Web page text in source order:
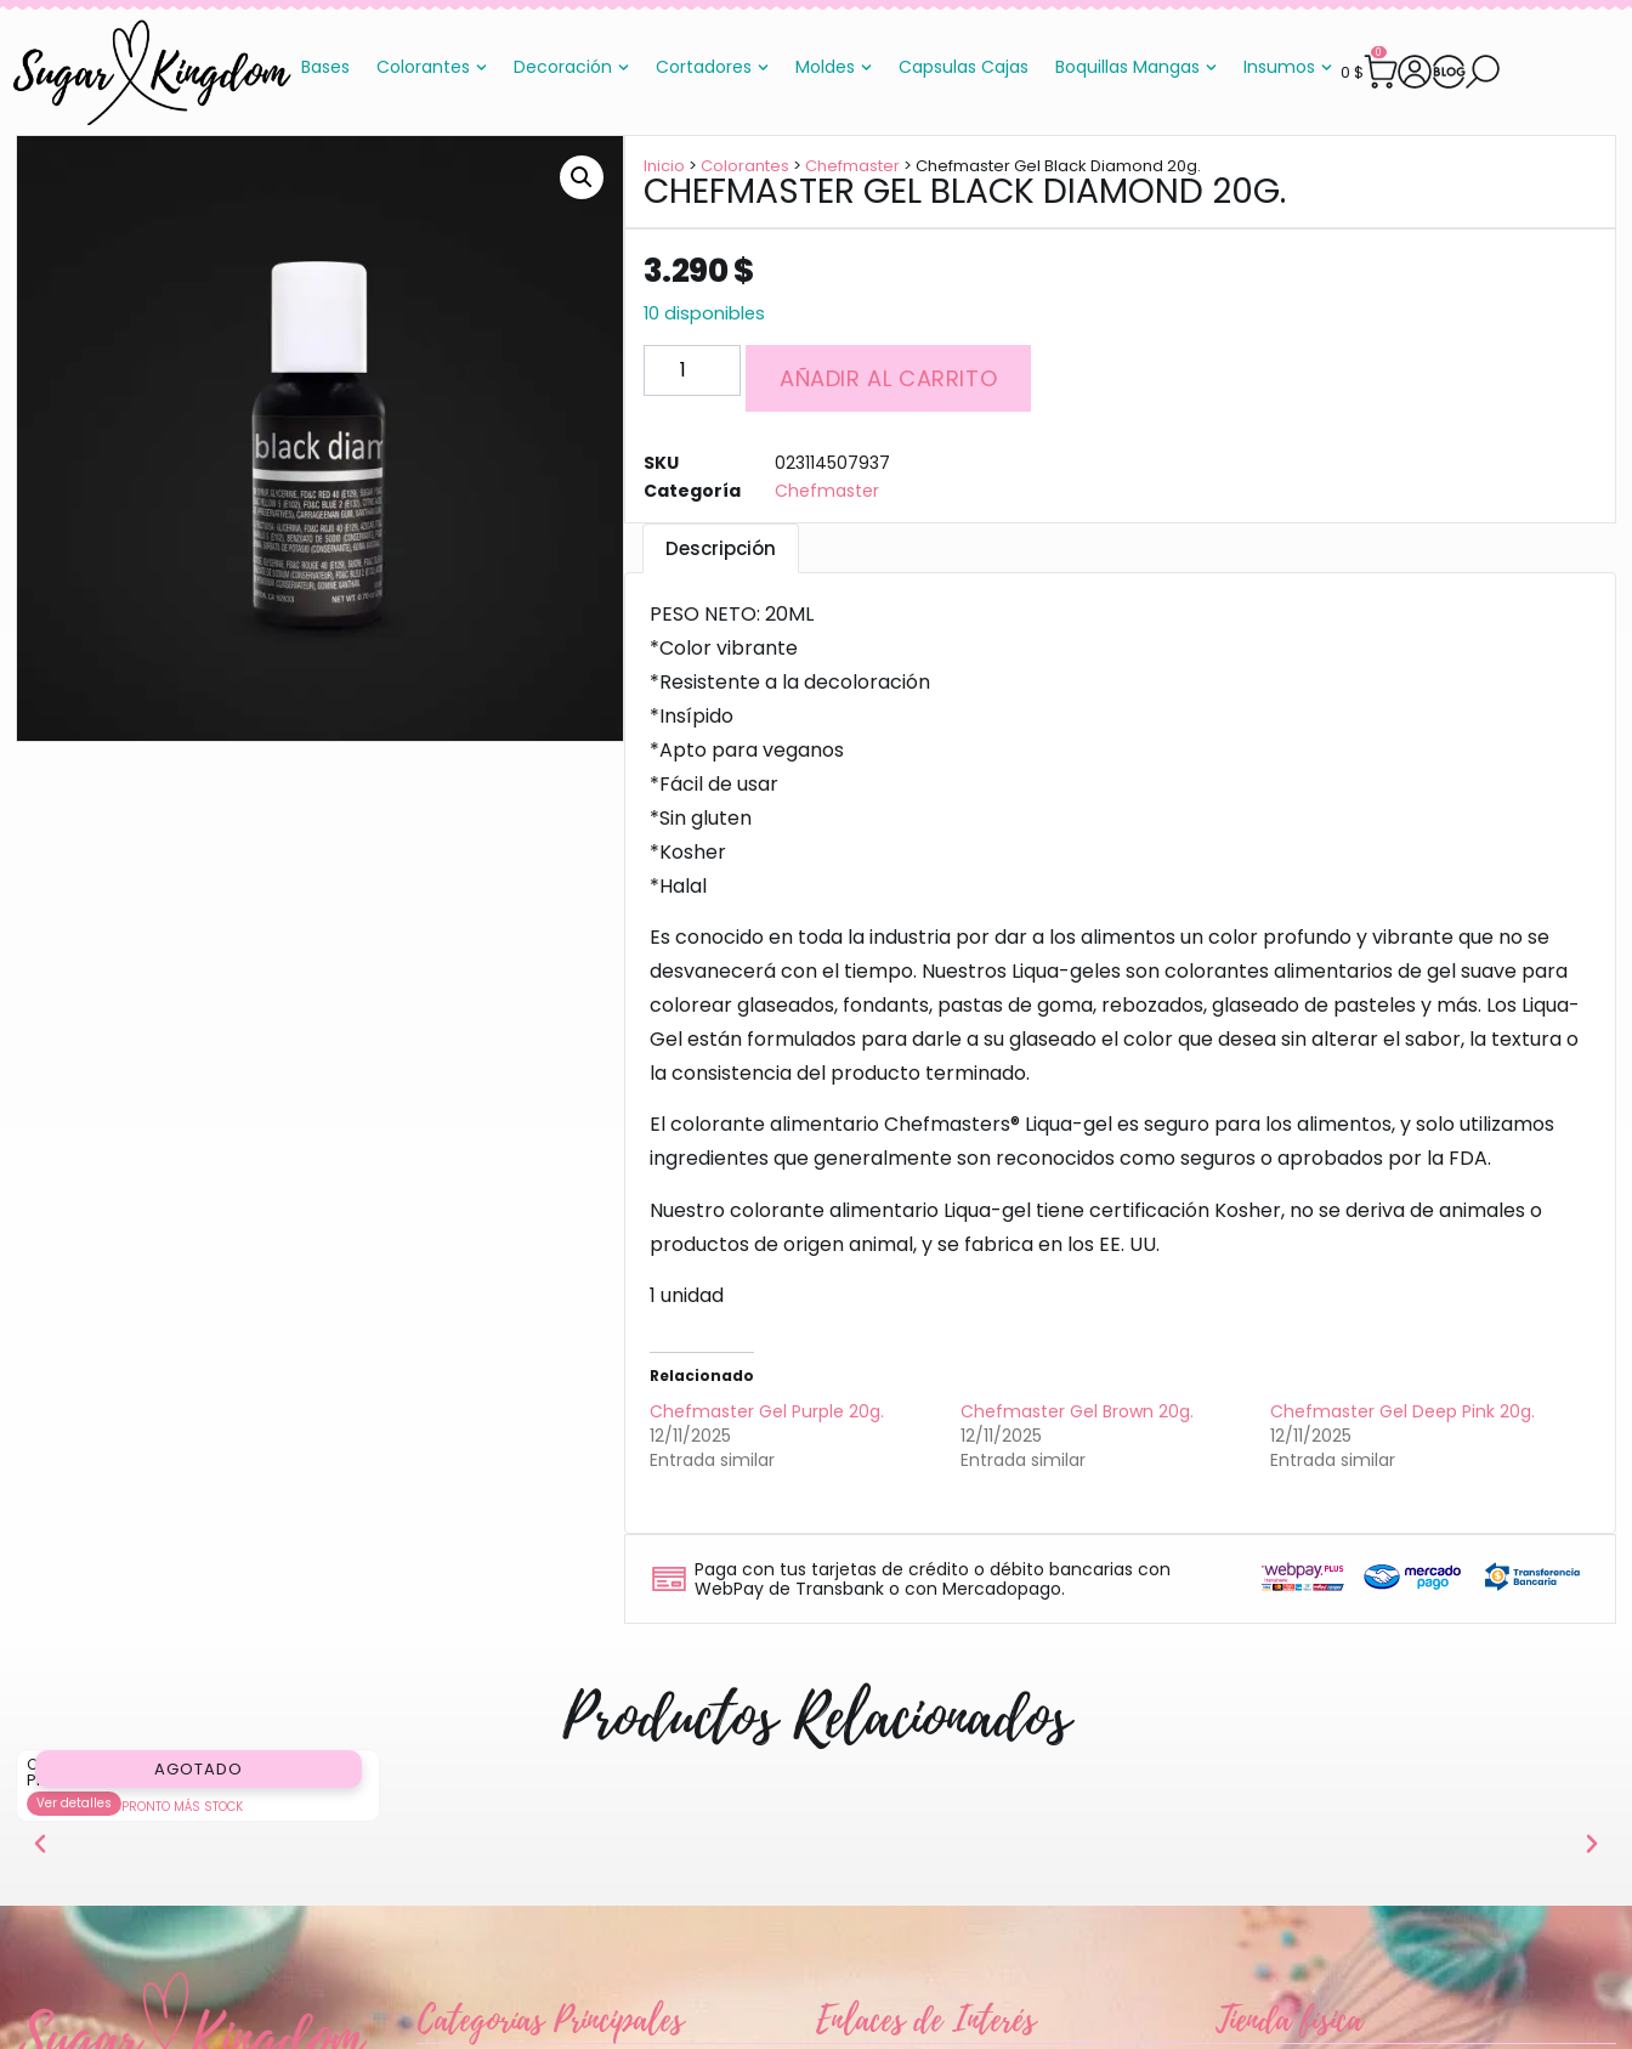
Bases Colorantes Decoración Cortadores Moldes Capsulas Cajas Boquillas Mangas Insumos 0 $
0
Inicio > Colorantes > Chefmaster> Chefmaster Gel Black Diamond 20g.
CHEFMASTER GEL BLACK DIAMOND 20G.
3.290$
10 disponibles
AÑADIR AL CARRITO
SKU
023114507937
Categoría
Chefmaster
Descripción
PESO NETO: 20ML
*Color vibrante
*Resistente a la decoloración
*Insípido
*Apto para veganos
*Fácil de usar
*Sin gluten
*Kosher
*Halal
Es conocido en toda la industria por dar a los alimentos un color profundo y vibrante que no se
desvanecerá con el tiempo. Nuestros Liqua-geles son colorantes alimentarios de gel suave para
colorear glaseados, fondants, pastas de goma, rebozados, glaseado de pasteles y más. Los Liqua-
Gel están formulados para darle a su glaseado el color que desea sin alterar el sabor, la textura o
la consistencia del producto terminado.
El colorante alimentario Chefmasters® Liqua-gel es seguro para los alimentos, y solo utilizamos
ingredientes que generalmente son reconocidos como seguros o aprobados por la FDA.
Nuestro colorante alimentario Liqua-gel tiene certificación Kosher, no se deriva de animales o
productos de origen animal, y se fabrica en los EE. UU.
1 unidad
Relacionado
Chefmaster Gel Purple 20g.
12/11/2025
Entrada similar
Chefmaster Gel Brown 20g.
12/11/2025
Entrada similar
Chefmaster Gel Deep Pink 20g.
12/11/2025
Entrada similar
Paga con tus tarjetas de crédito o débito bancarias con
WebPay de Transbank o con Mercadopago.
Productos Relacionados
AGOTADO
Chefmaster Gel Gold 20g.
Precio
Ver detalles PRONTO MÁS STOCK
Categorías Principales Enlaces de Interés Tienda física